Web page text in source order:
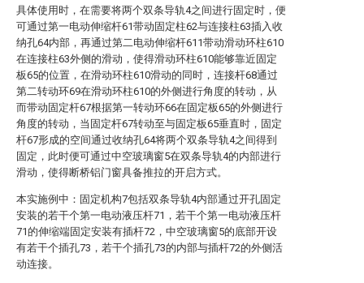
具体使用时，在需要将两个双条导轨4之间进行固定时，便
可通过第一电动伸缩杆61带动固定柱62与连接柱63插入收
纳孔64内部，再通过第二电动伸缩杆611带动滑动环柱610
在连接柱63外侧的滑动，使得滑动环柱610能够靠近固定
板65的位置，在滑动环柱610滑动的同时，连接杆68通过
第二转动环69在滑动环柱610的外侧进行角度的转动，从
而带动固定杆67根据第一转动环66在固定板65的外侧进行
角度的转动，当固定杆67转动至与固定板65垂直时，固定
杆67形成的空间通过收纳孔64将两个双条导轨4之间得到
固定，此时便可通过中空玻璃窗5在双条导轨4的内部进行
滑动，使得断桥铝门窗具备推拉的开启方式。
本实施例中：固定机构7包括双条导轨4内部通过开孔固定
安装的若干个第一电动液压杆71，若干个第一电动液压杆
71的伸缩端固定安装有插杆72，中空玻璃窗5的底部开设
有若干个插孔73，若干个插孔73的内部与插杆72的外侧活
动连接。